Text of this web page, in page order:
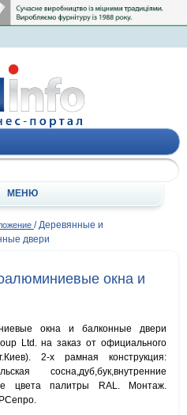
МЕНЮ
/ Деревянные и
двери
окна и
окна и балконные двери
Ltd. на заказ от официального
2-х рамная конструкция:
сосна,дуб,бук,внутренние
цвета палитры RAL. Монтаж.